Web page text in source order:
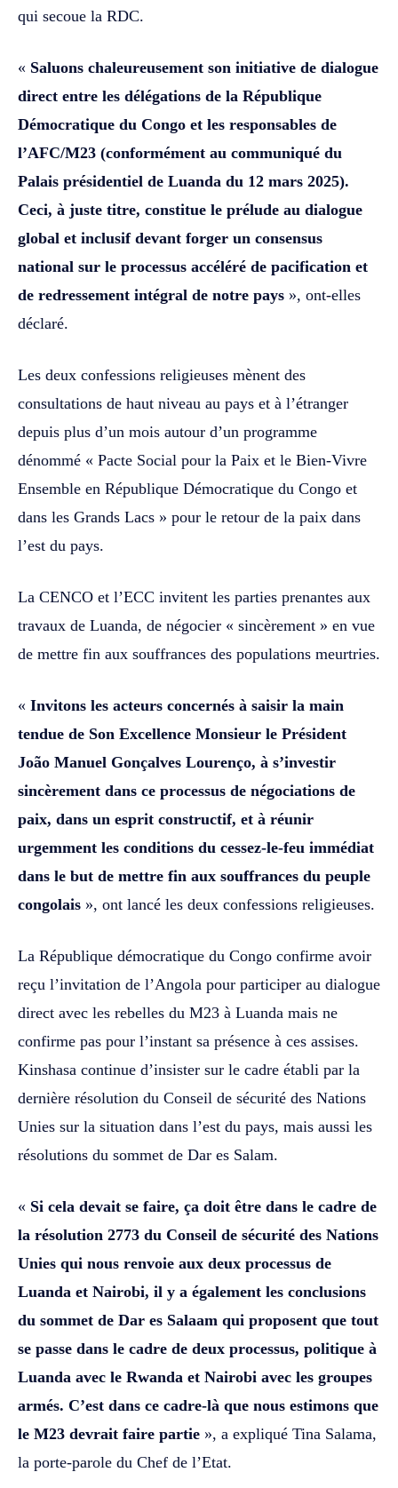
qui secoue la RDC.
« Saluons chaleureusement son initiative de dialogue
direct entre les délégations de la République
Démocratique du Congo et les responsables de
l’AFC/M23 (conformément au communiqué du
Palais présidentiel de Luanda du 12 mars 2025).
Ceci, à juste titre, constitue le prélude au dialogue
global et inclusif devant forger un consensus
national sur le processus accéléré de pacification et
de redressement intégral de notre pays », ont-elles
déclaré.
Les deux confessions religieuses mènent des
consultations de haut niveau au pays et à l’étranger
depuis plus d’un mois autour d’un programme
dénommé « Pacte Social pour la Paix et le Bien-Vivre
Ensemble en République Démocratique du Congo et
dans les Grands Lacs » pour le retour de la paix dans
l’est du pays.
La CENCO et l’ECC invitent les parties prenantes aux
travaux de Luanda, de négocier « sincèrement » en vue
de mettre fin aux souffrances des populations meurtries.
« Invitons les acteurs concernés à saisir la main
tendue de Son Excellence Monsieur le Président
João Manuel Gonçalves Lourenço, à s’investir
sincèrement dans ce processus de négociations de
paix, dans un esprit constructif, et à réunir
urgemment les conditions du cessez-le-feu immédiat
dans le but de mettre fin aux souffrances du peuple
congolais », ont lancé les deux confessions religieuses.
La République démocratique du Congo confirme avoir
reçu l’invitation de l’Angola pour participer au dialogue
direct avec les rebelles du M23 à Luanda mais ne
confirme pas pour l’instant sa présence à ces assises.
Kinshasa continue d’insister sur le cadre établi par la
dernière résolution du Conseil de sécurité des Nations
Unies sur la situation dans l’est du pays, mais aussi les
résolutions du sommet de Dar es Salam.
« Si cela devait se faire, ça doit être dans le cadre de
la résolution 2773 du Conseil de sécurité des Nations
Unies qui nous renvoie aux deux processus de
Luanda et Nairobi, il y a également les conclusions
du sommet de Dar es Salaam qui proposent que tout
se passe dans le cadre de deux processus, politique à
Luanda avec le Rwanda et Nairobi avec les groupes
armés. C’est dans ce cadre-là que nous estimons que
le M23 devrait faire partie », a expliqué Tina Salama,
la porte-parole du Chef de l’Etat.